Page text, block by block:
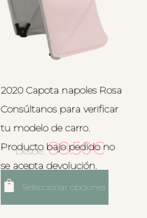
2020 Capota napoles Rosa
Consúltanos para verificar
tu modelo de carro.
Producto bajo pedido no
se acepta devolución.
Desde:88.50€
Seleccionar opciones